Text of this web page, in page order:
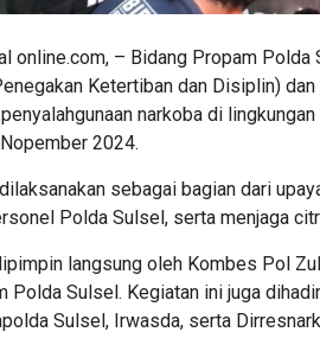
online.com, – Bidang Propam
Ketertiban dan Disiplin)
narkoba di
2024.
sebagai bagian dari
Polda Sulsel, serta menjaga
langsung oleh Kombes Pol
Polda Sulsel. Kegiatan ini juga
Sulsel, Irwasda, serta